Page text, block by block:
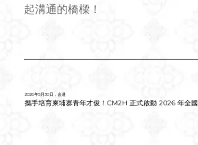
起溝通的橋樑！
2026年5月30日，金邊
攜手培育柬埔寨青年才俊！CM2H 正式啟動 2026 年全